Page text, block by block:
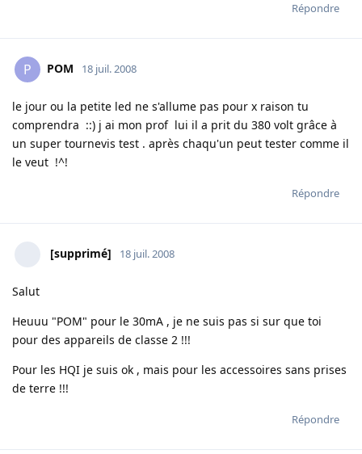
Répondre
P POM 18 juil. 2008
le jour ou la petite led ne s'allume pas pour x raison tu
comprendra ::) j ai mon prof lui il a prit du 380 volt grâce à
un super tournevis test . après chaqu'un peut tester comme il
le veut !^!
Répondre
[supprimé] 18 juil. 2008
Salut
Heuuu "POM" pour le 30mA , je ne suis pas si sur que toi
pour des appareils de classe 2 !!!
Pour les HQI je suis ok , mais pour les accessoires sans prises
de terre !!!
Répondre